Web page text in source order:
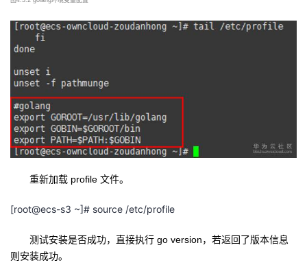
重新加载 profile 文件。
[root@ecs-s3 ~]# source /etc/profile
测试安装是否成功，直接执行 go version，若返回了版本信息
则安装成功。